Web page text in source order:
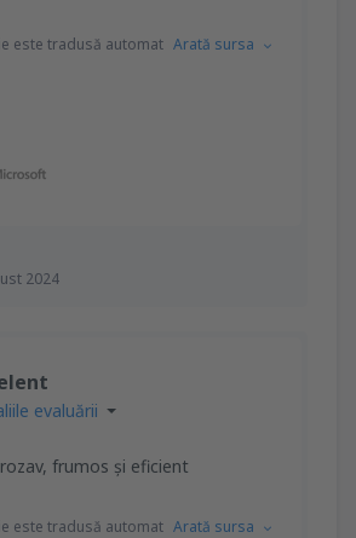
2024
este tradusă automat Arată sursa
evaluării
frumos și eficient
este tradusă automat Arată sursa